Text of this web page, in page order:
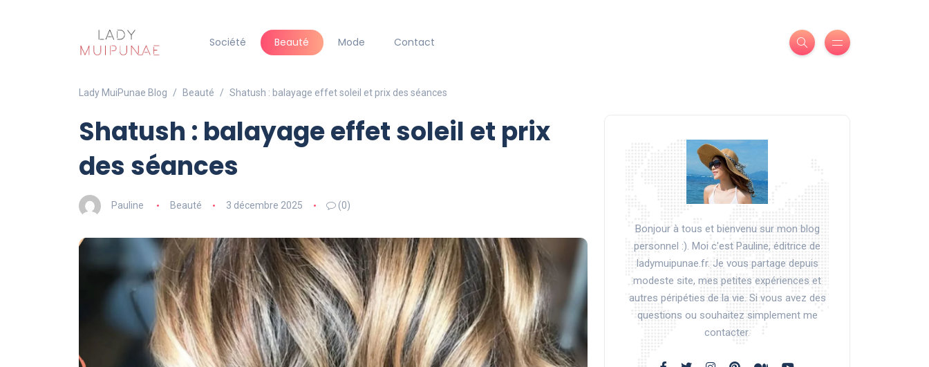
Société Beauté Mode Contact
Lady MuiPunae Blog Beauté Shatush : balayage effet soleil et prix des séances
Shatush : balayage effet soleil et prix
des séances
Pauline Beauté 3 décembre 2025 (0)
Bonjour à tous et bienvenu sur mon blog
personnel :). Moi c'est Pauline, éditrice de
ladymuipunae.fr. Je vous partage depuis
modeste site, mes petites expériences et
autres péripéties de la vie. Si vous avez des
questions ou souhaitez simplement me
contacter.